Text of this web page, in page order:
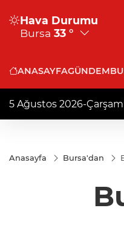
Hava Durumu
Bursa 33 °
ANASAYFAGÜNDEM
5 Ağustos 2026-
Anasayfa Bursa'dan